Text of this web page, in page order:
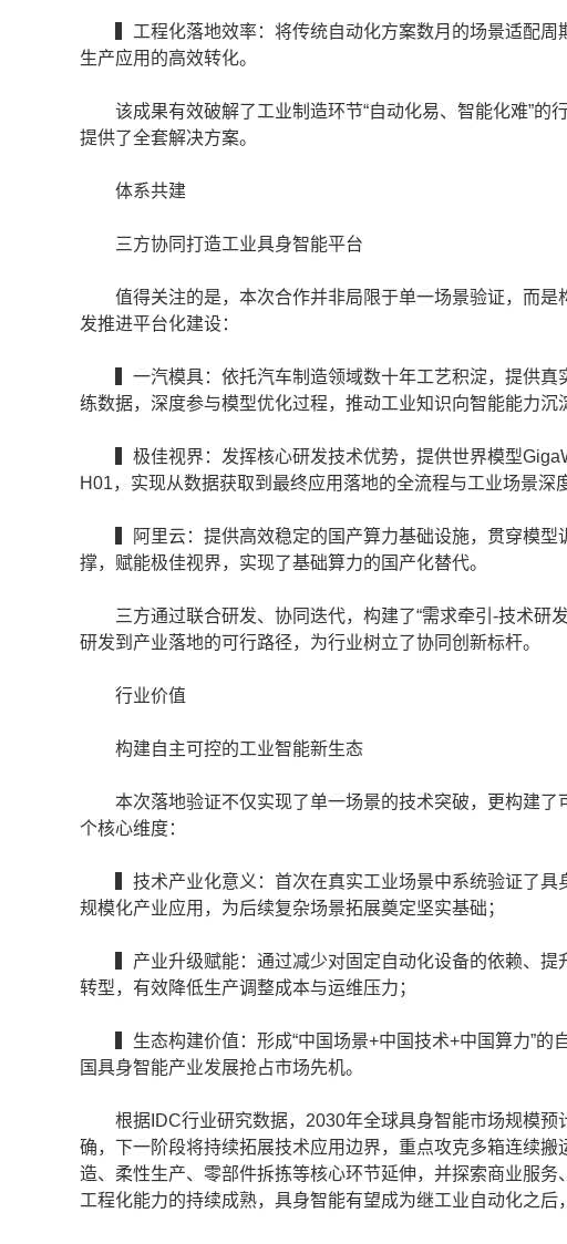
▍工程化落地效率：将传统自动化方案数月的场景适配周
生产应用的高效转化。
该成果有效破解了工业制造环节“自动化易、智能化难”的行
提供了全套解决方案。
体系共建
三方协同打造工业具身智能平台
值得关注的是，本次合作并非局限于单一场景验证，而是
发推进平台化建设：
▍一汽模具：依托汽车制造领域数十年工艺积淀，提供真
练数据，深度参与模型优化过程，推动工业知识向智能能力沉
▍极佳视界：发挥核心研发技术优势，提供世界模型
H01，实现从数据获取到最终应用落地的全流程与工业场景深
▍阿里云：提供高效稳定的国产算力基础设施，贯穿模型
撑，赋能极佳视界，实现了基础算力的国产化替代。
三方通过联合研发、协同迭代，构建了“需求牵引-技术研
研发到产业落地的可行路径，为行业树立了协同创新标杆。
行业价值
构建自主可控的工业智能新生态
本次落地验证不仅实现了单一场景的技术突破，更构建了
个核心维度：
▍技术产业化意义：首次在真实工业场景中系统验证了具
规模化产业应用，为后续复杂场景拓展奠定坚实基础；
▍产业升级赋能：通过减少对固定自动化设备的依赖、提升
转型，有效降低生产调整成本与运维压力；
▍生态构建价值：形成“中国场景+中国技术+中国算力”的
国具身智能产业发展抢占市场先机。
根据IDC行业研究数据，2030年全球具身智能市场规模预
确，下一阶段将持续拓展技术应用边界，重点攻克多箱连续
造、柔性生产、零部件拆拣等核心环节延伸，并探索商业服
工程化能力的持续成熟，具身智能有望成为继工业自动化之后